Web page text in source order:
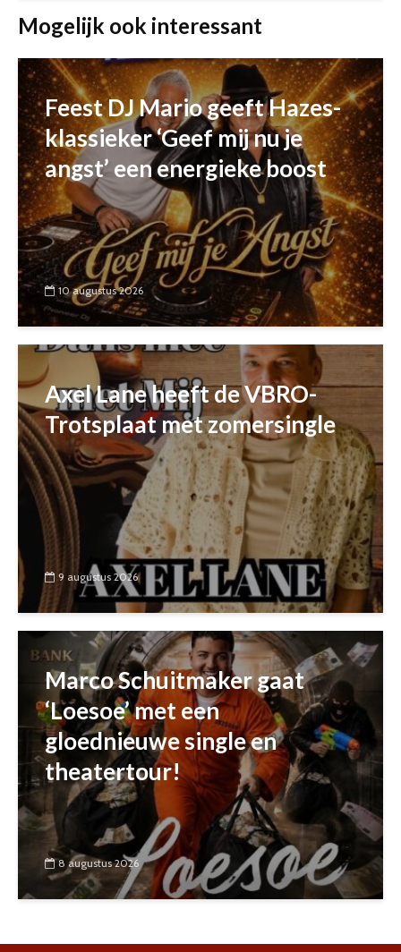
Mogelijk ook interessant
Feest DJ Mario geeft Hazes-
klassieker ‘Geef mij nu je
angst’ een energieke boost
10 augustus 2026
Axel Lane heeft de VBRO-
Trotsplaat met zomersingle
9 augustus 2026
Marco Schuitmaker gaat
‘Loesoe’ met een
gloednieuwe single en
theatertour!
8 augustus 2026